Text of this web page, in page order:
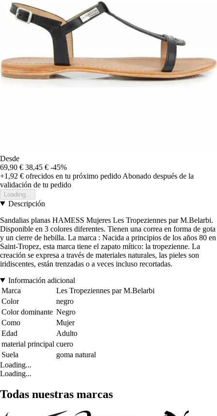
Desde
69,90 € 38,45 € -45%
+1,92 € ofrecidos en tu próximo pedido Abonado después de la
validación de tu pedido
Loading...
Descripción
Sandalias planas HAMESS Mujeres Les Tropeziennes par M.Belarbi.
Disponible en 3 colores diferentes. Tienen una correa en forma de gota
y un cierre de hebilla. La marca : Nacida a principios de los años 80 en
Saint-Tropez, esta marca tiene el zapato mítico: la tropezienne. La
creación se expresa a través de materiales naturales, las pieles son
iridiscentes, están trenzadas o a veces incluso recortadas.
Información adicional
Marca
Les Tropeziennes par M.Belarbi
Color
negro
Color dominante Negro
Como
Mujer
Edad
Adulto
material principal cuero
Suela
goma natural
Loading...
Loading...
Todas nuestras marcas